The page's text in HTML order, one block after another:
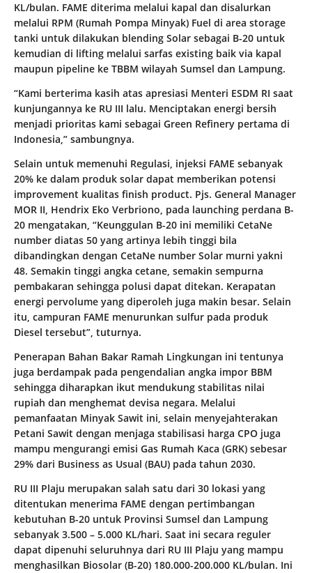
KL/bulan. FAME diterima melalui kapal dan disalurkan
melalui RPM (Rumah Pompa Minyak) Fuel di area storage
tanki untuk dilakukan blending Solar sebagai B-20 untuk
kemudian di lifting melalui sarfas existing baik via kapal
maupun pipeline ke TBBM wilayah Sumsel dan Lampung.
“Kami berterima kasih atas apresiasi Menteri ESDM RI saat
kunjungannya ke RU III lalu. Menciptakan energi bersih
menjadi prioritas kami sebagai Green Refinery pertama di
Indonesia,” sambungnya.
Selain untuk memenuhi Regulasi, injeksi FAME sebanyak
20% ke dalam produk solar dapat memberikan potensi
improvement kualitas finish product. Pjs. General Manager
MOR II, Hendrix Eko Verbriono, pada launching perdana B-
20 mengatakan, “Keunggulan B-20 ini memiliki CetaNe
number diatas 50 yang artinya lebih tinggi bila
dibandingkan dengan CetaNe number Solar murni yakni
48. Semakin tinggi angka cetane, semakin sempurna
pembakaran sehingga polusi dapat ditekan. Kerapatan
energi pervolume yang diperoleh juga makin besar. Selain
itu, campuran FAME menurunkan sulfur pada produk
Diesel tersebut”, tuturnya.
Penerapan Bahan Bakar Ramah Lingkungan ini tentunya
juga berdampak pada pengendalian angka impor BBM
sehingga diharapkan ikut mendukung stabilitas nilai
rupiah dan menghemat devisa negara. Melalui
pemanfaatan Minyak Sawit ini, selain menyejahterakan
Petani Sawit dengan menjaga stabilisasi harga CPO juga
mampu mengurangi emisi Gas Rumah Kaca (GRK) sebesar
29% dari Business as Usual (BAU) pada tahun 2030.
RU III Plaju merupakan salah satu dari 30 lokasi yang
ditentukan menerima FAME dengan pertimbangan
kebutuhan B-20 untuk Provinsi Sumsel dan Lampung
sebanyak 3.500 – 5.000 KL/hari. Saat ini secara reguler
dapat dipenuhi seluruhnya dari RU III Plaju yang mampu
menghasilkan Biosolar (B-20) 180.000-200.000 KL/bulan. Ini